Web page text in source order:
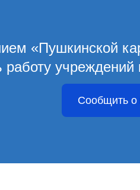
«Пушкинской
учреждений
Сообщить о